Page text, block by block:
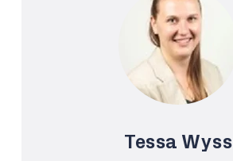
Tessa Wyss